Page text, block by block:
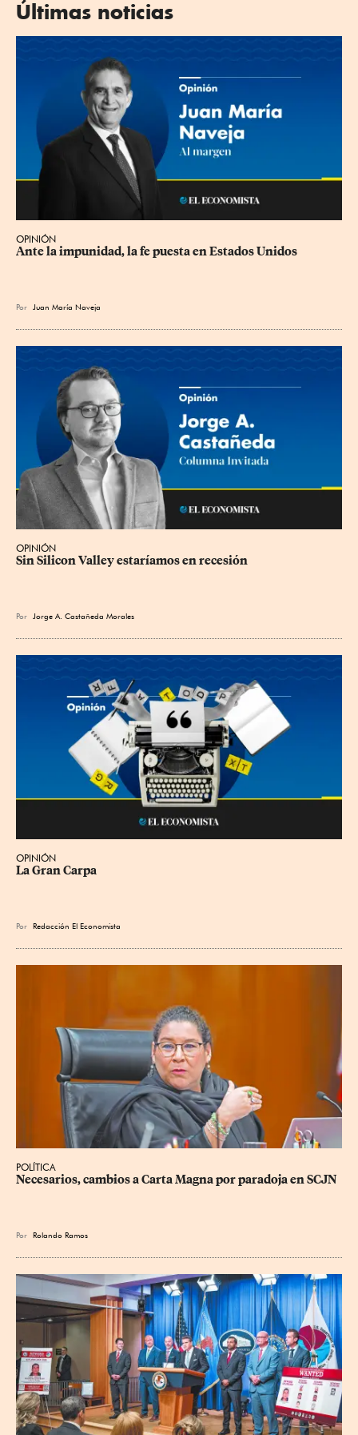
Últimas noticias
OPINIÓN
Ante la impunidad, la fe puesta en Estados Unidos
Por Juan María Naveja
OPINIÓN
Sin Silicon Valley estaríamos en recesión
Por Jorge A. Castañeda Morales
OPINIÓN
La Gran Carpa
Por Redacción El Economista
POLÍTICA
Necesarios, cambios a Carta Magna por paradoja en SCJN
Por Rolando Ramos